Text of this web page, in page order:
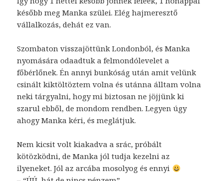
később meg Manka szülei. Elég hajmeresztő
vállalkozás, dehát ez van.
Szombaton visszajöttünk Londonból, és Manka
nyomására odaadtuk a felmondólevelet a
főbérlőnek. Én annyi bunkóság után amit velünk
csinált kiktöltöztem volna és utánna álltam volna
neki tárgyalni, hogy mi biztosan ne jöjjünk ki
szarul ebből, de mondom rendben. Legyen úgy
ahogy Manka kéri, és meglátjuk.
Nem kicsit volt kiakadva a srác, próbált
kötözködni, de Manka jól tudja kezelni az
ilyeneket. Jól az arcába mosolyog és ennyi